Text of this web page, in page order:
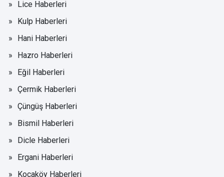
Lice Haberleri
Kulp Haberleri
Hani Haberleri
Hazro Haberleri
Eğil Haberleri
Çermik Haberleri
Çüngüş Haberleri
Bismil Haberleri
Dicle Haberleri
Ergani Haberleri
Kocaköy Haberleri